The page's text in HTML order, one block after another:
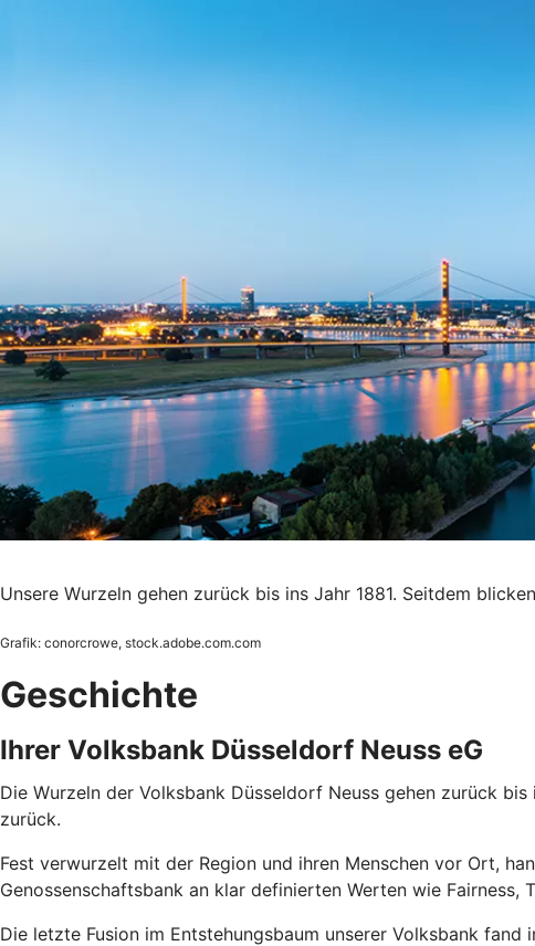
Unsere Wurzeln gehen zurück bis ins Jahr 1881. Seitdem
Grafik: conorcrowe, stock.adobe.com.com
Geschichte
Ihrer Volksbank Düsseldorf Neuss eG
Die Wurzeln der Volksbank Düsseldorf Neuss gehen zurück
zurück.
Fest verwurzelt mit der Region und ihren Menschen vor Ort,
Genossenschaftsbank an klar definierten Werten wie Fairness,
Die letzte Fusion im Entstehungsbaum unserer Volksbank